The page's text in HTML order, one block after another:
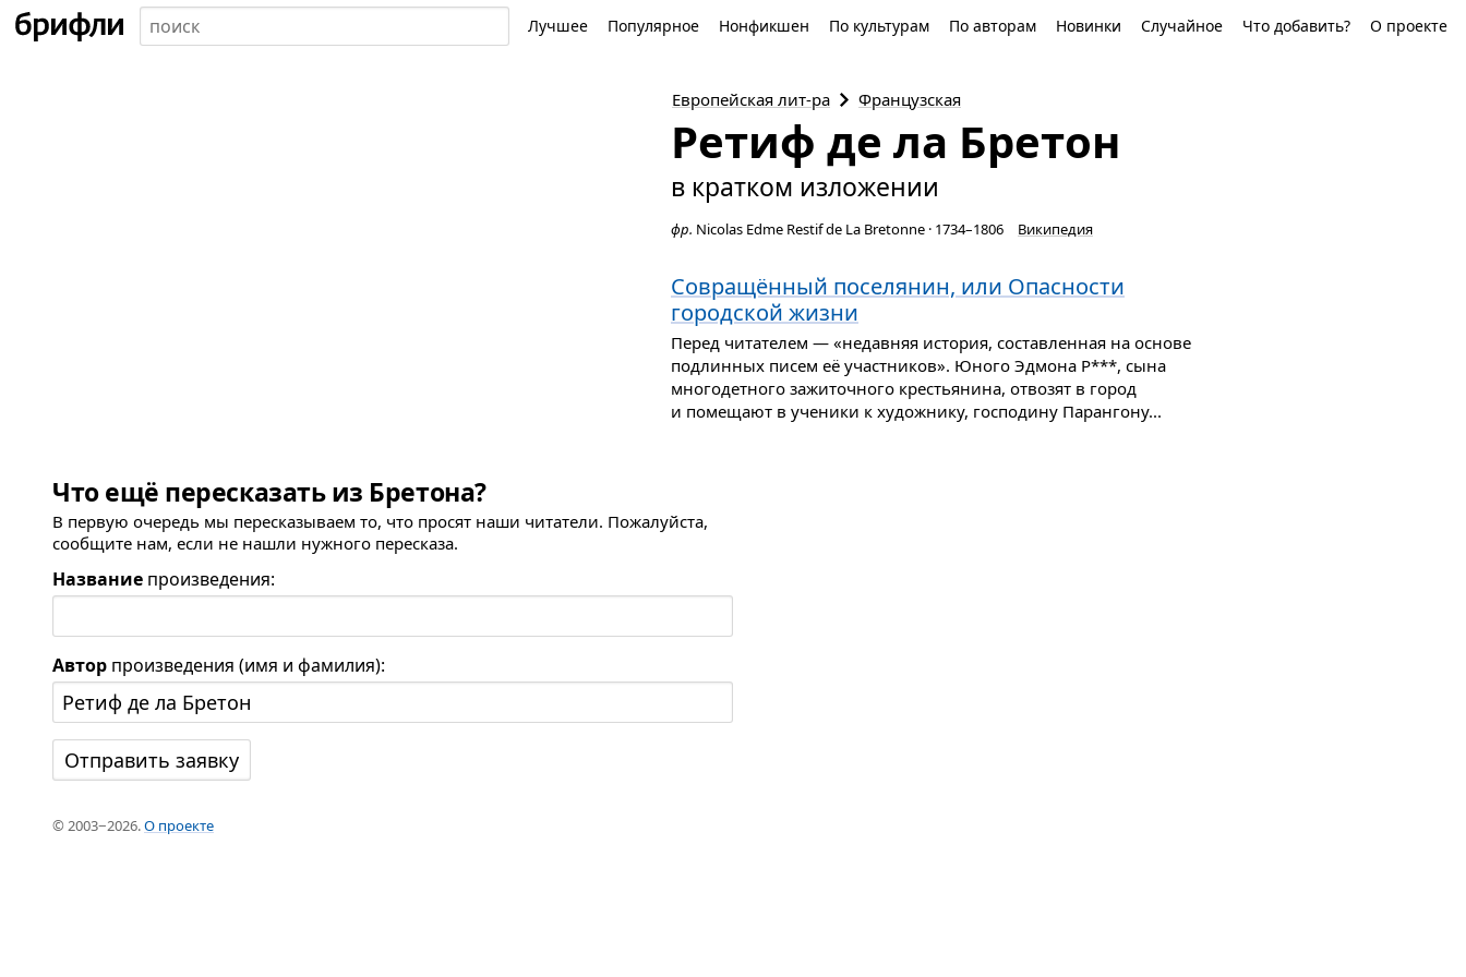
Лучшее Популярное Нонфикшен По культурам По авторам Новинки Случайное Что добавить? О проекте
Европейская лит-ра Французская
Ретиф де ла Бретон
в кратком изложении
фр. Nicolas Edme Restif de La Bretonne · 1734–1806 Википедия
Совращённый поселянин, или Опасности
городской жизни
Перед читателем — «недавняя история, составленная на основе
подлинных писем её участников». Юного Эдмона Р***, сына
многодетного зажиточного крестьянина, отвозят в город
и помещают в ученики к художнику, господину Парангону...
Что ещё пересказать из Бретона?
В первую очередь мы пересказываем то, что просят наши читатели. Пожалуйста,
сообщите нам, если не нашли нужного пересказа.
Название произведения:
Автор произведения (имя и фамилия):
© 2003−2026.О проекте